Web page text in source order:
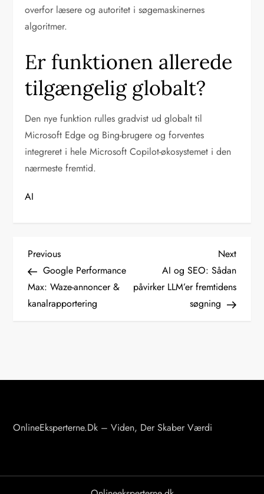
overfor læsere og autoritet i søgemaskinernes
algoritmer.
Er funktionen allerede
tilgængelig globalt?
Den nye funktion rulles gradvist ud globalt til
Microsoft Edge og Bing-brugere og forventes
integreret i hele Microsoft Copilot-økosystemet i den
nærmeste fremtid.
AI
I
n
d
g
Previous
Post
Previous
Google Performance
Max: Waze-annoncer &
kanalrapportering
Next
Post
Next
AI og SEO: Sådan
påvirker LLM’er fremtidens
søgning
OnlineEksperterne.dk – Viden, Der Skaber Værdi